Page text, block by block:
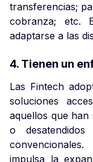
transferencias;
cobranza; etc.
adaptarse a las
4. Tienen un
Las Fintech
soluciones
aquellos que han
o
impulsa la